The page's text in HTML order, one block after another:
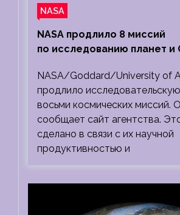
NASA
NASA продлило 8 миссий
по исследованию планет и
NASA/Goddard/University of
продлило
восьми космических миссий.
сообщает сайт агентства.
сделано в связи с их научной
продуктивностью и